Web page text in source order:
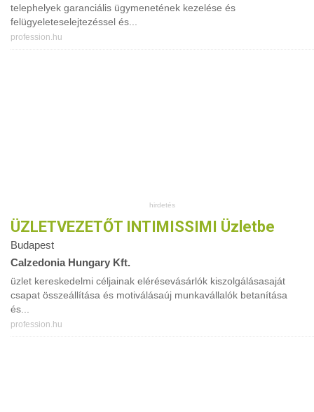
telephelyek garanciális ügymenetének kezelése és
felügyeleteselejtezéssel és...
profession.hu
ÜZLETVEZETŐT INTIMISSIMI Üzletbe
Budapest
Calzedonia Hungary Kft.
üzlet kereskedelmi céljainak elérésevásárlók kiszolgálásasaját
csapat összeállítása és motiválásaúj munkavállalók betanítása
és...
profession.hu